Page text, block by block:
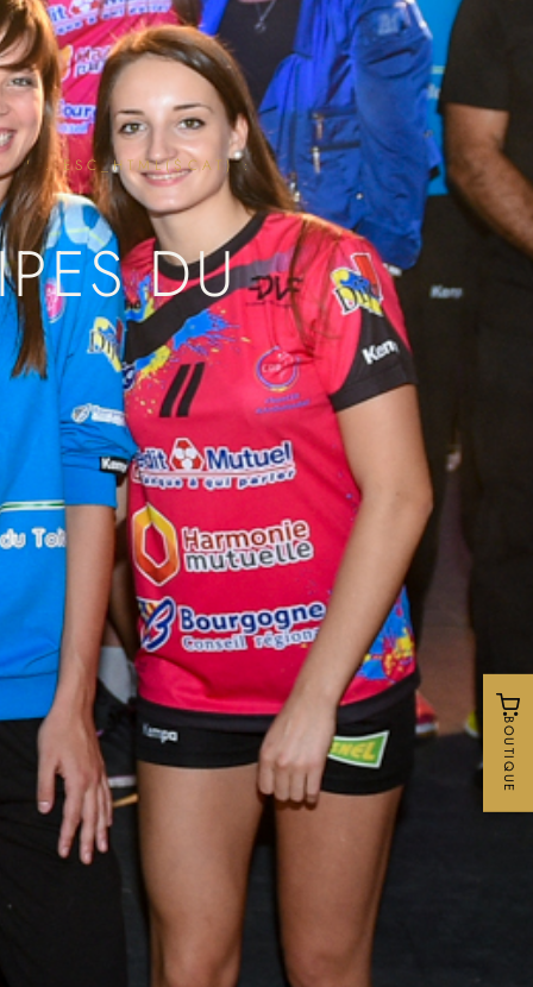
· ' . ESC_HTML($CAT) :
DU
BOUTIQUE